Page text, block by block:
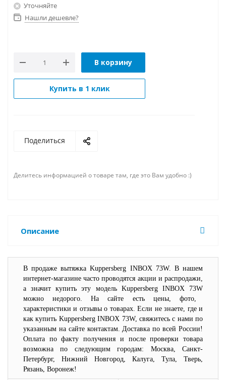
Уточняйте
Нашли дешевле?
В корзину
Купить в 1 клик
Поделиться
Делитесь информацией о товаре там, где это Вам удобно :)
Описание
В продаже вытяжкаKuppersberg INBOX73W. В нашем
интернет-магазине часто проводятся акции и распродажи,
а значит купить эту модель Kuppersberg INBOX73W
можно недорого. На сайте есть цены, фото,
характеристики и отзывы о товарах. Если не знаете, где и
как купить Kuppersberg INBOX 73W, свяжитесь с нами по
указанным на сайте контактам. Доставка по всей России!
Оплата по факту получения и после проверки товара
возможна по следующим городам: Москва, Санкт-
Петербург, Нижний Новгород, Калуга, Тула, Тверь,
Рязань, Воронеж!